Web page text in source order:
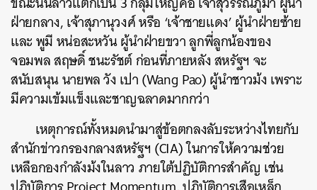
ฝ่ายกลาง, เจ้าสุภานุวงศ์ หรือ ‘เจ้าชายแดง’ ผู้นำฝ่ายซ้าย
และ พูมี หน่อสะหวัน ผู้นำฝ่ายขวา ลูกพี่ลูกน้องของ
จอมพล สฤษดิ์ ชนะรัชต์ ก่อนที่ภายหลัง สหรัฐฯ จะ
สนับสนุน นายพล วัง เปา (Wang Pao) ผู้นำชาวม้ง เพราะ
มีความเข้มแข็งและชาญฉลาดมากกว่า
เหตุการณ์ทั้งหมดนำมาสู่ข้อตกลงลับระหว่างไทยกับ
สำนักข่าวกรองกลางสหรัฐฯ (CIA) ในการให้ความช่วย
เหลือกองกำลังม้งในลาว ภายใต้ปฏิบัติการสำคัญ เช่น